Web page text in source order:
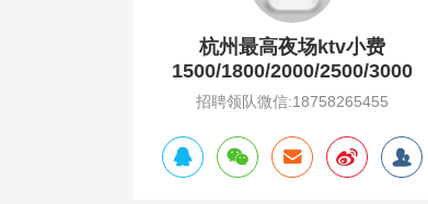
杭州最高夜场ktv小费
1500/1800/2000/2500/3000
招聘领队微信:18758265455